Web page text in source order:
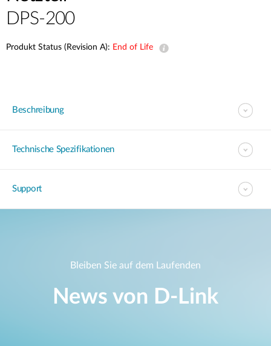
DPS-200
Produkt Status (Revision A): End of Life
Beschreibung
Technische Spezifikationen
Support
Bleiben Sie auf dem Laufenden
News von D‑Link